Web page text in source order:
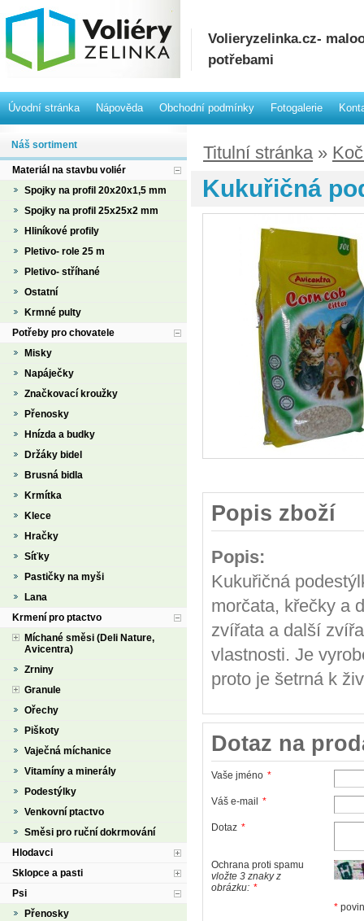
Volieryzelinka.cz-
potřebami
Úvodní stránka Nápověda Obchodní podmínky Fotogalerie
Titulní stránka»
Kukuřičná
Popis zboží
Popis:
Kukuřičná
morčata, křečky a
zvířata a další
vlastnosti. Je
proto je šetrná k
Dotaz na
Vaše jméno *
Váš e-mail *
Dotaz *
Ochrana proti spamu
vložte 3 znaky z
obrázku: *
*
Náš sortiment
Materiál na stavbu voliér
Spojky na profil 20x20x1,5 mm
Spojky na profil 25x25x2 mm
Hliníkové profily
Pletivo- role 25 m
Pletivo- stříhané
Ostatní
Krmné pulty
Potřeby pro chovatele
Misky
Napáječky
Značkovací kroužky
Přenosky
Hnízda a budky
Držáky bidel
Brusná bidla
Krmítka
Klece
Hračky
Síťky
Pastičky na myši
Lana
Krmení pro ptactvo
Míchané směsi (Deli Nature,
Avicentra)
Zrniny
Granule
Ořechy
Piškoty
Vaječná míchanice
Vitamíny a minerály
Podestýlky
Venkovní ptactvo
Směsi pro ruční dokrmování
Hlodavci
Sklopce a pasti
Psi
Přenosky